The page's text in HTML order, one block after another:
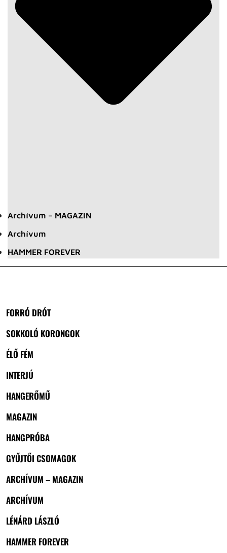
Archívum – MAGAZIN
Archívum
HAMMER FOREVER
FORRÓ DRÓT
SOKKOLÓ KORONGOK
ÉLŐ FÉM
INTERJÚ
HANGERŐMŰ
MAGAZIN
HANGPRÓBA
GYŰJTŐI CSOMAGOK
ARCHÍVUM – MAGAZIN
ARCHÍVUM
LÉNÁRD LÁSZLÓ
HAMMER FOREVER